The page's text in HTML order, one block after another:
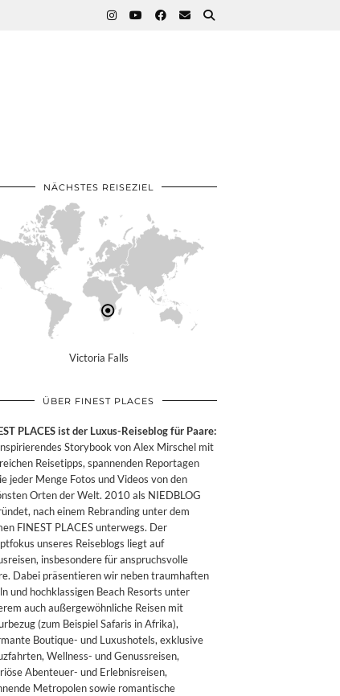
NÄCHSTES REISEZIEL
Victoria Falls
ÜBER FINEST PLACES
PLACES ist der Luxus-Reiseblog für Paare:
Storybook von Alex Mirschel mit
Reisetipps, spannenden Reportagen
jeder Menge Fotos und Videos von den
Orten der Welt. 2010 als NIEDBLOG
nach einem Rebranding unter dem
FINEST PLACES unterwegs. Der
unseres Reiseblogs liegt auf
insbesondere für anspruchsvolle
Dabei präsentieren wir neben traumhaften
und hochklassigen Beach Resorts unter
auch außergewöhnliche Reisen mit
(zum Beispiel Safaris in Afrika),
Boutique- und Luxushotels, exklusive
Wellness- und Genussreisen,
Abenteuer- und Erlebnisreisen,
Metropolen sowie romantische